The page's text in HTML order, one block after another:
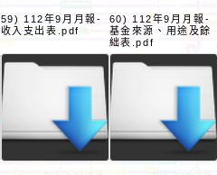
59) 112年9月月報-
收入支出表.pdf
60) 112年9月月報-
基金來源、用途及餘
絀表.pdf